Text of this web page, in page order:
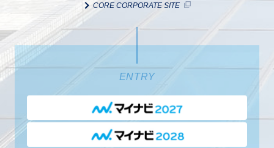
CORE CORPORATE SITE
ENTRY